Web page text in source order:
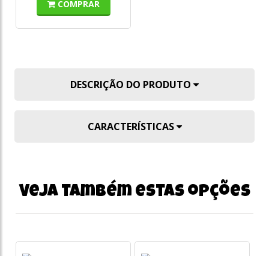
COMPRAR
DESCRIÇÃO DO PRODUTO
CARACTERÍSTICAS
Veja também estas opções